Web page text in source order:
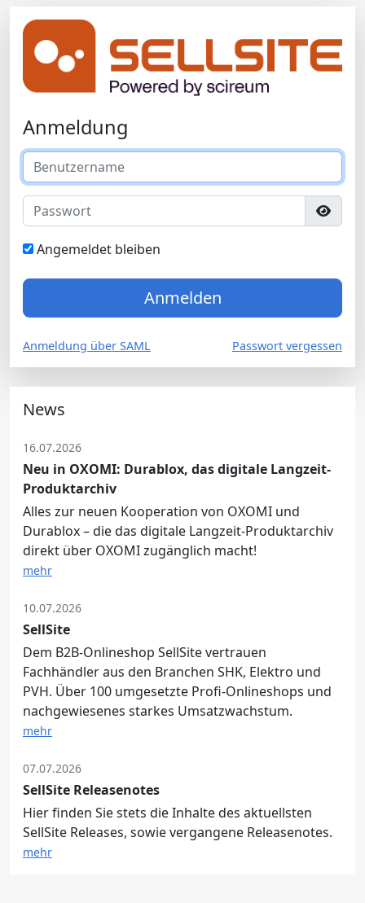
Anmeldung
Angemeldet bleiben
Anmelden
Anmeldung über SAML Passwort vergessen
News
16.07.2026
Neu in OXOMI: Durablox, das digitale Langzeit-
Produktarchiv
Alles zur neuen Kooperation von OXOMI und
Durablox – die das digitale Langzeit-Produktarchiv
direkt über OXOMI zugänglich macht!
mehr
10.07.2026
SellSite
Dem B2B-Onlineshop SellSite vertrauen
Fachhändler aus den Branchen SHK, Elektro und
PVH. Über 100 umgesetzte Profi-Onlineshops und
nachgewiesenes starkes Umsatzwachstum.
mehr
07.07.2026
SellSite Releasenotes
Hier finden Sie stets die Inhalte des aktuellsten
SellSite Releases, sowie vergangene Releasenotes.
mehr